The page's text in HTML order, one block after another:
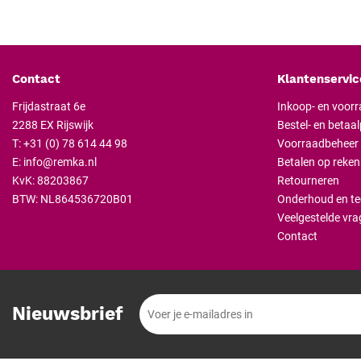
Wat is het
Het is duurzaam,
Zijn de tafels
Ja, op
Contact
Frijdastraat 6e
2288 EX Rijswijk
T:+31 (0) 78 614 44 98
E: info@remka.nl
KvK: 88203867
BTW: NL864536720B01
Inkoop- en
Bestel- en
Voorraadbeheer
Betalen op
Retourneren
Onderhoud en
Veelgestelde
Contact
Nieuwsbrief